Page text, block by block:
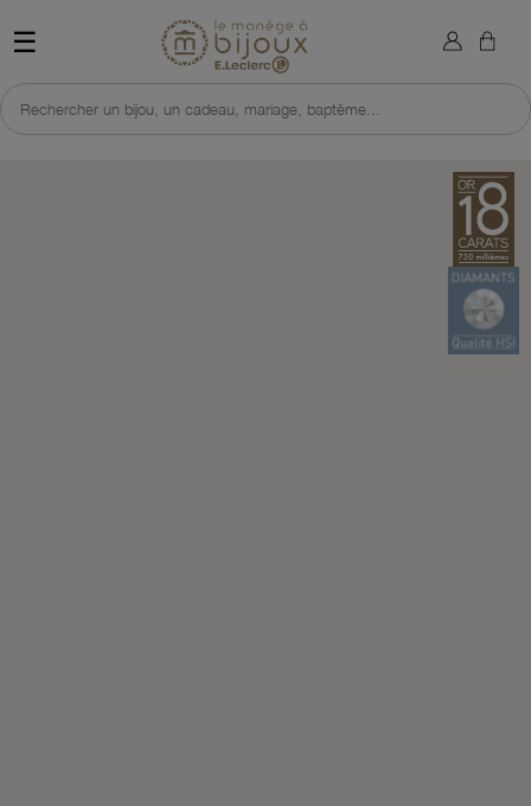
☰ Retour à l'accueil du site
Rechercher un bijou, un cadeau, mariage, baptême...
×